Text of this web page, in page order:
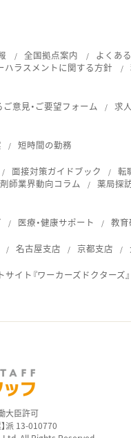
全国拠点案内 よくあ
ハラスメントに関する方針
意見・ご要望フォーム
求
短時間の勤務
面接対策ガイドブック 転
師業界動向コラム 薬局探
医療・健康サポート 教
名古屋支店 京都支店
イト『ワーカーズドクターズ』
大臣許可
派 13-010770